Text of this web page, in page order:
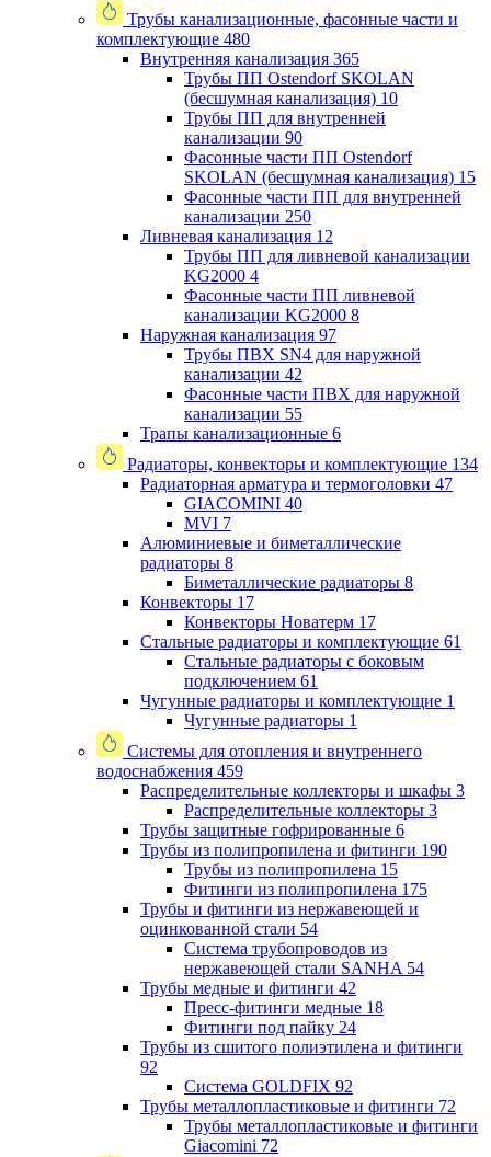
Трубы канализационные, фасонные части и
комплектующие 480
Внутренняя канализация 365
Трубы ПП Ostendorf SKOLAN
(бесшумная канализация) 10
Трубы ПП для внутренней
канализации 90
Фасонные части ПП Ostendorf
SKOLAN (бесшумная канализация) 15
Фасонные части ПП для внутренней
канализации 250
Ливневая канализация 12
Трубы ПП для ливневой канализации
KG2000 4
Фасонные части ПП ливневой
канализации KG2000 8
Наружная канализация 97
Трубы ПВХ SN4 для наружной
канализации 42
Фасонные части ПВХ для наружной
канализации 55
Трапы канализационные 6
Радиаторы, конвекторы и комплектующие 134
Радиаторная арматура и термоголовки 47
GIACOMINI 40
MVI 7
Алюминиевые и биметаллические
радиаторы 8
Биметаллические радиаторы 8
Конвекторы 17
Конвекторы Новатерм 17
Стальные радиаторы и комплектующие 61
Стальные радиаторы с боковым
подключением 61
Чугунные радиаторы и комплектующие 1
Чугунные радиаторы 1
Системы для отопления и внутреннего
водоснабжения 459
Распределительные коллекторы и шкафы 3
Распределительные коллекторы 3
Трубы защитные гофрированные 6
Трубы из полипропилена и фитинги 190
Трубы из полипропилена 15
Фитинги из полипропилена 175
Трубы и фитинги из нержавеющей и
оцинкованной стали 54
Система трубопроводов из
нержавеющей стали SANHA 54
Трубы медные и фитинги 42
Пресс-фитинги медные 18
Фитинги под пайку 24
Трубы из сшитого полиэтилена и фитинги
92
Система GOLDFIX 92
Трубы металлопластиковые и фитинги 72
Трубы металлопластиковые и фитинги
Giacomini 72